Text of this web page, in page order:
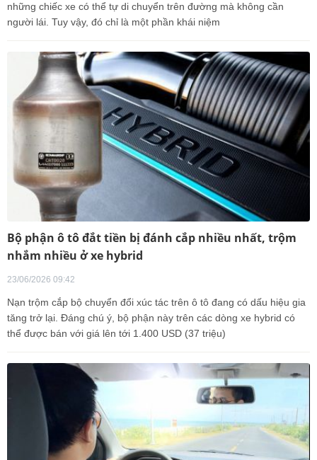
những chiếc xe có thể tự di chuyển trên đường mà không cần
người lái. Tuy vậy, đó chỉ là một phần khái niệm
Bộ phận ô tô đắt tiền bị đánh cắp nhiều nhất, trộm
nhắm nhiều ở xe hybrid
23/06/2026 09:42
Nạn trộm cắp bộ chuyển đổi xúc tác trên ô tô đang có dấu hiệu gia
tăng trở lại. Đáng chú ý, bộ phận này trên các dòng xe hybrid có
thể được bán với giá lên tới 1.400 USD (37 triệu)